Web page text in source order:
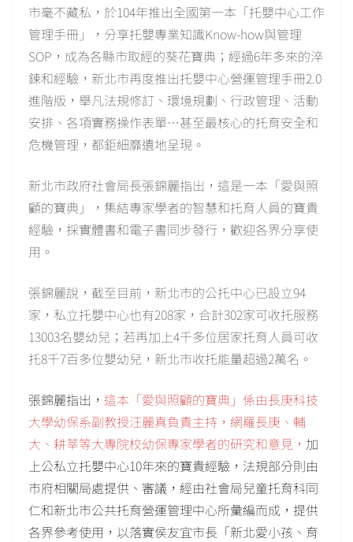
市毫不藏私，於104年推出全國第一本「托嬰中心工作
管理手冊」，分享托嬰專業知識Know-how與管理
SOP，成為各縣市取經的葵花寶典；經過6年多來的淬
鍊和經驗，新北市再度推出托嬰中心營運管理手冊2.0
進階版，舉凡法規修訂、環境規劃、行政管理、活動
安排、各項實務操作表單…甚至最核心的托育安全和
危機管理，都鉅細靡遺地呈現。
新北市政府社會局長張錦麗指出，這是一本「愛與照
顧的寶典」，集結專家學者的智慧和托育人員的寶貴
經驗，採實體書和電子書同步發行，歡迎各界分享使
用。
張錦麗說，截至目前，新北市的公托中心已設立94
家，私立托嬰中心也有208家，合計302家可收托服務
13003名嬰幼兒；若再加上4千多位居家托育人員可收
托8千7百多位嬰幼兒，新北市收托能量超過2萬名。
張錦麗指出， 這本「愛與照顧的寶典」係由長庚科技
大學幼保系副教授汪麗真負責主持，網羅長庚、輔
大、耕莘等大專院校幼保專家學者的研究和意見， 加
上公私立托嬰中心10年來的寶貴經驗， 法規部分則由
市府相關局處提供、審議，經由社會局兒童托育科同
仁和新北市公共托育營運管理中心所彙編而成，提供
各界參考使用，以落實侯友宜市長「新北愛小孩、育